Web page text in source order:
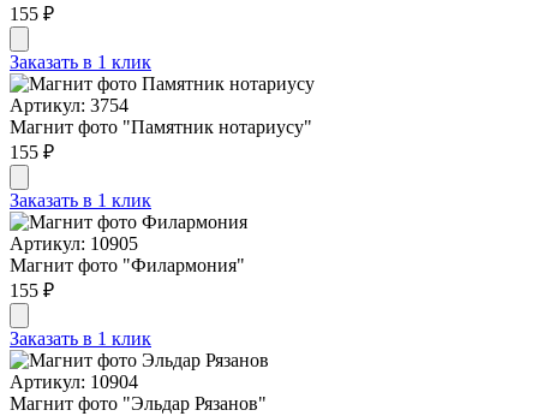
155 ₽
Заказать в 1 клик
Артикул: 3754
Магнит фото "Памятник нотариусу"
155 ₽
Заказать в 1 клик
Артикул: 10905
Магнит фото "Филармония"
155 ₽
Заказать в 1 клик
Артикул: 10904
Магнит фото "Эльдар Рязанов"